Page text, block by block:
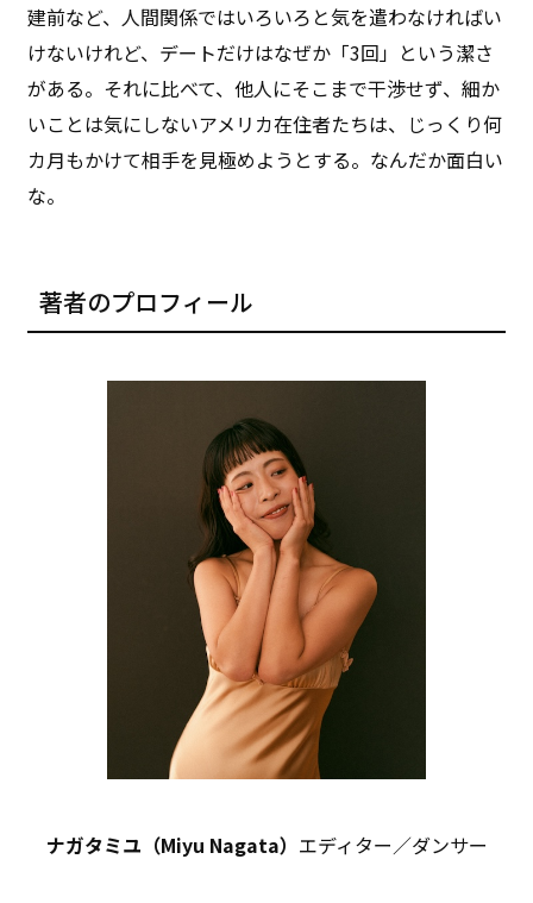
建前など、人間関係ではいろいろと気を遣わなければい
けないけれど、デートだけはなぜか「3回」という潔さ
がある。それに比べて、他人にそこまで干渉せず、細か
いことは気にしないアメリカ在住者たちは、じっくり何
カ月もかけて相手を見極めようとする。なんだか面白い
な。
著者のプロフィール
ナガタミユ（Miyu Nagata） エディター／ダンサー